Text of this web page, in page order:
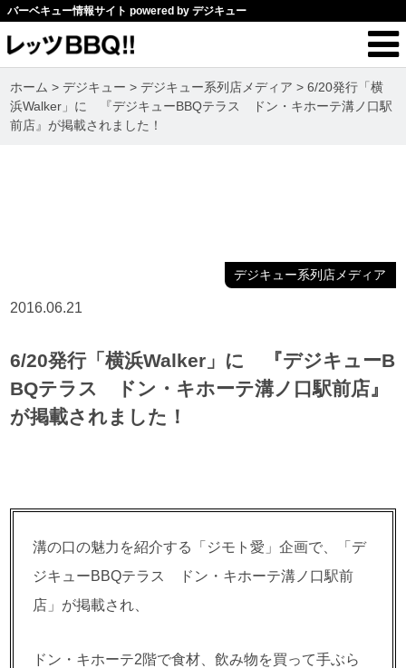
バーベキュー情報サイト powered by デジキュー
ホーム >デジキュー >デジキュー系列店メディア >6/20発行「横
浜Walker」に 『デジキューBBQテラス ドン・キホーテ溝ノ口駅
前店』が掲載されました！
2016.06.21
デジキュー系列店メディア
6/20発行「横浜Walker」に 『デジキューB
BQテラス ドン・キホーテ溝ノ口駅前店』
が掲載されました！
溝の口の魅力を紹介する「ジモト愛」企画で、「デ
ジキューBBQテラス ドン・キホーテ溝ノ口駅前
店」が掲載され、
ドン・キホーテ2階で食材、飲み物を買って手ぶら